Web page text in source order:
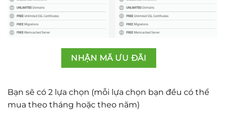
NHẬN MÃ ƯU ĐÃI
Bạn sẽ có 2 lựa chọn (mỗi lựa chọn bạn đều có thể
mua theo tháng hoặc theo năm)